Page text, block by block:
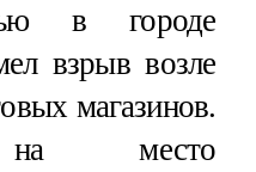
в городе
взрыв возле
магазинов.
на место